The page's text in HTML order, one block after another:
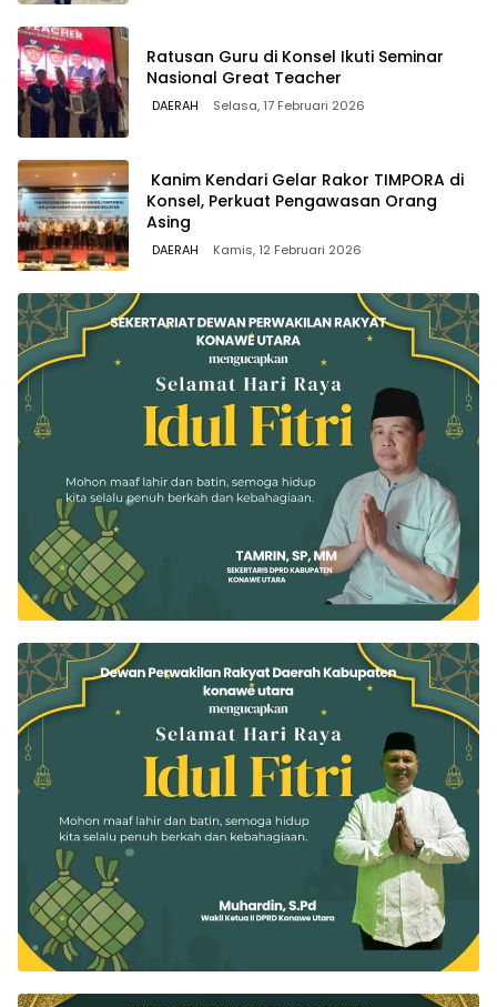
Ratusan Guru di Konsel Ikuti Seminar
Nasional Great Teacher
DAERAH Selasa, 17 Februari 2026
Kanim Kendari Gelar Rakor TIMPORA di
Konsel, Perkuat Pengawasan Orang
Asing
DAERAH Kamis, 12 Februari 2026